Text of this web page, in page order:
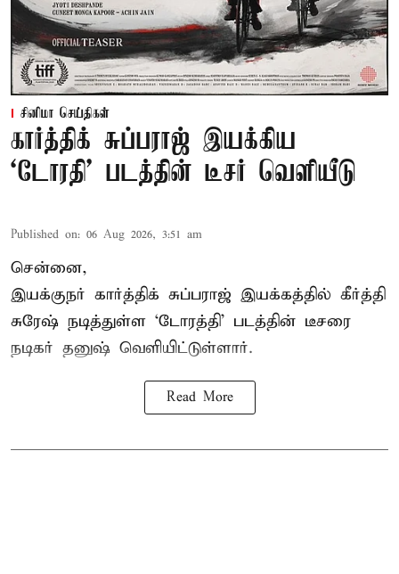
சினிமா செய்திகள்
கார்த்திக் சுப்பராஜ் இயக்கிய
`டோரதி' படத்தின் டீசர் வெளியீடு
Published on: 06 Aug 2026, 3:51 am
சென்னை,
இயக்குநர் கார்த்திக் சுப்பராஜ் இயக்கத்தில் கீர்த்தி
சுரேஷ் நடித்துள்ள `டோரத்தி' படத்தின் டீசரை
நடிகர் தனுஷ் வெளியிட்டுள்ளார்.
Read More